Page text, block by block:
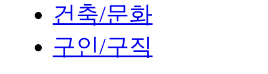
건축/문화
구인/구직